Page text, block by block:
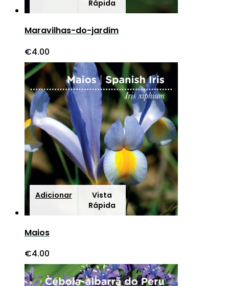
Rápida
Maravilhas-do-jardim
€4.00
Adicionar
Vista
Rápida
Maios
€4.00